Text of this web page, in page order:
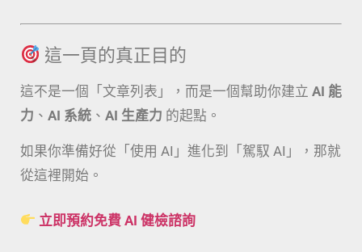
這一頁的真正目的
這不是一個「文章列表」，而是一個幫助你建立 AI 能
力 、 AI 系統 、 AI 生產力 的起點。
如果你準備好從「使用 AI」進化到「駕馭 AI」，那就
從這裡開始。
立即預約免費 AI 健檢諮詢